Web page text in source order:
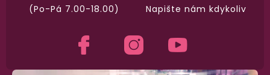
100% diskrétní balení
vypadá balíček.
Napište nám kdykoliv
(Po-Pá 7.00-18.00)